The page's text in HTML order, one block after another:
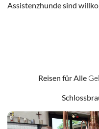
Assistenzhunde sind
Reisen für Alle